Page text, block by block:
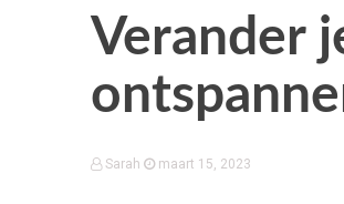
Verander
Sarah maart 15, 2023